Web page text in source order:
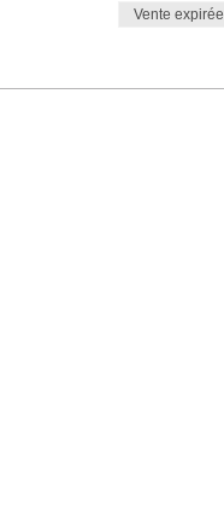
Vente expirée